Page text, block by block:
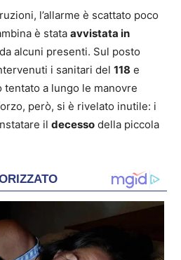
l’allarme è scattato poco
è stata avvistata in
alcuni presenti. Sul posto
i sanitari del 118 e
tentato a lungo le manovre
però, si è rivelato inutile: i
il decesso della piccola